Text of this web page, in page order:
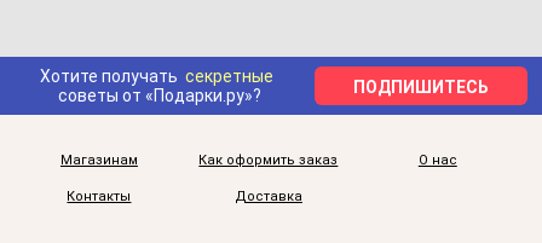
Хотите получать секретные
советы от «Подарки.ру»?
ПОДПИШИТЕСЬ
Магазинам Как оформить заказ О нас
Контакты Доставка